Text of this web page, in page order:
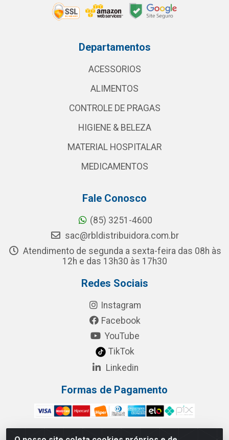
Departamentos
ACESSORIOS
ALIMENTOS
CONTROLE DE PRAGAS
HIGIENE & BELEZA
MATERIAL HOSPITALAR
MEDICAMENTOS
Fale Conosco
(85) 3251-4600
sac@rbldistribuidora.com.br
Atendimento de segunda a sexta-feira das 08h às
12h e das 13h30 às 17h30
Redes Sociais
Instagram
Facebook
YouTube
TikTok
Linkedin
Formas de Pagamento